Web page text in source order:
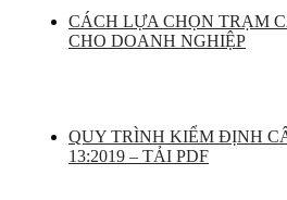
CÁCH LỰA CHỌN TRẠM
CHO DOANH NGHIỆP
QUY TRÌNH KIỂM ĐỊNH
13:2019 – TẢI PDF